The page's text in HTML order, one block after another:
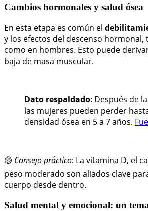
Cambios hormonales y salud ósea
En esta etapa es común el
y los efectos del descenso
como en hombres. Esto puede
baja de masa muscular.
Dato respaldado: Después de
las mujeres pueden perder
densidad ósea en 5 a 7 años.
🟡 Consejo práctico: La vitamina D, el
peso moderado son aliados clave
cuerpo desde dentro.
Salud mental y emocional: un